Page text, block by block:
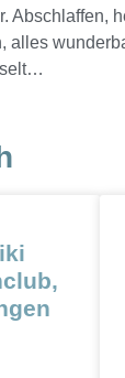
Abschlaffen,
selt…